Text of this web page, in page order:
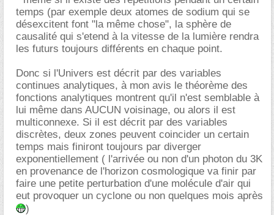
temps (par exemple deux atomes de sodium qui se
désexcitent font "la même chose", la sphère de
causalité qui s'etend à la vitesse de la lumière rendra
les futurs toujours différents en chaque point.
Donc si l'Univers est décrit par des variables
continues analytiques, à mon avis le théorème des
fonctions analytiques montrent qu'il n'est semblable à
lui même dans AUCUN voisinage, ou alors il est
multiconnexe. Si il est décrit par des variables
discrètes, deux zones peuvent coincider un certain
temps mais finiront toujours par diverger
exponentiellement ( l'arrivée ou non d'un photon du 3K
en provenance de l'horizon cosmologique va finir par
faire une petite perturbation d'une molécule d'air qui
eut provoquer un cyclone ou non quelques mois après
)